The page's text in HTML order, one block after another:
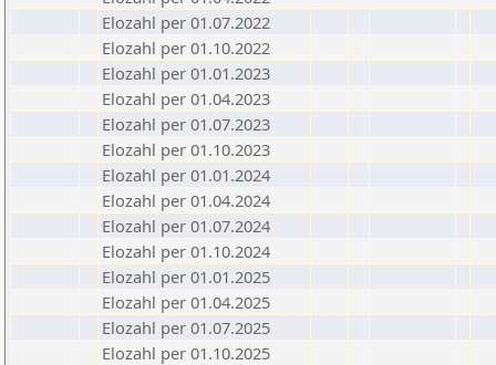
Elozahl per 01.07.2022
Elozahl per 01.10.2022
Elozahl per 01.01.2023
Elozahl per 01.04.2023
Elozahl per 01.07.2023
Elozahl per 01.10.2023
Elozahl per 01.01.2024
Elozahl per 01.04.2024
Elozahl per 01.07.2024
Elozahl per 01.10.2024
Elozahl per 01.01.2025
Elozahl per 01.04.2025
Elozahl per 01.07.2025
Elozahl per 01.10.2025